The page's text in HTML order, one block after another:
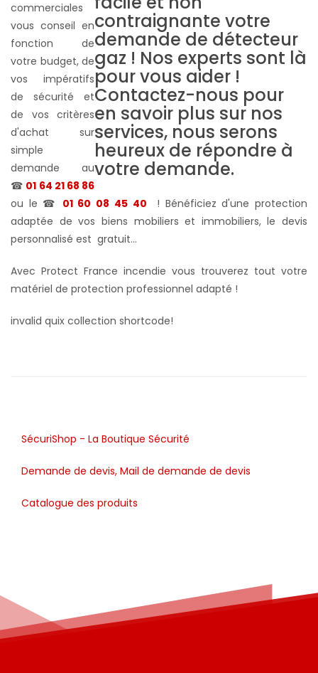
commerciales
vous conseil en
fonction de
votre budget, de
vos impératifs
de sécurité et
de vos critères
d'achat sur
simple
demande au
☎ 01 64 21 68 86
ou le ☎ 01 60 08 45 40
! Bénéficiez d'une protection
adaptée de vos biens mobiliers et immobiliers, le devis
personnalisé est gratuit...
Avec Protect France incendie vous trouverez tout votre
matériel de protection professionnel adapté !
invalid quix collection shortcode!
SécuriShop - La Boutique Sécurité
Demande de devis, Mail de demande de devis
Catalogue des produits